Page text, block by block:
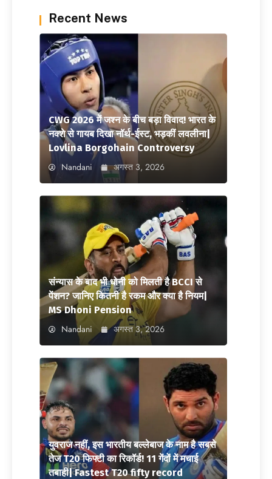
Recent News
CWG 2026 में जश्न के बीच बड़ा विवाद! भारत के
नक्शे से गायब दिखा नॉर्थ-ईस्ट, भड़कीं लवलीना|
Lovlina Borgohain Controversy
Nandani अगस्त 3, 2026
संन्यास के बाद भी धोनी को मिलती है BCCI से
पेंशन? जानिए कितनी है रकम और क्या है नियम|
MS Dhoni Pension
Nandani अगस्त 3, 2026
युवराज नहीं, इस भारतीय बल्लेबाज के नाम है सबसे
तेज T20 फिफ्टी का रिकॉर्ड! 11 गेंदों में मचाई
तबाही| Fastest T20 fifty record